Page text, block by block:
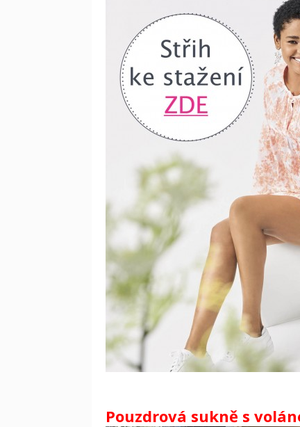
Pouzdrová sukně s